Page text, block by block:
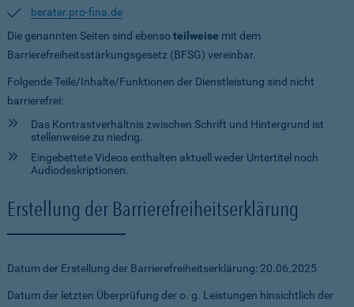
berater.pro-fina.de
Die genannten Seiten sind ebensoteilweise mit dem
Barrierefreiheitsstärkungsgesetz (BFSG) vereinbar.
Folgende Teile/Inhalte/Funktionen der Dienstleistung sind nicht
barrierefrei:
Das Kontrastverhältnis zwischen Schrift und Hintergrund ist
stellenweise zu niedrig.
Eingebettete Videos enthalten aktuell weder Untertitel noch
Audiodeskriptionen.
Erstellung der Barrierefreiheitserklärung
Datum der Erstellung der Barrierefreiheitserklärung: 20.06.2025
Datum der letzten Überprüfung der o. g. Leistungen hinsichtlich der